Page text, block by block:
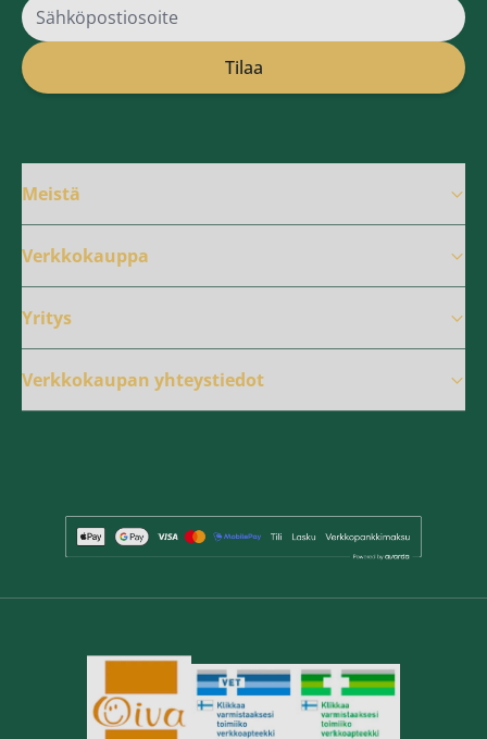
Sähköpostiosoite
Tilaa
Meistä
Verkkokauppa
Yritys
Verkkokaupan yhteystiedot